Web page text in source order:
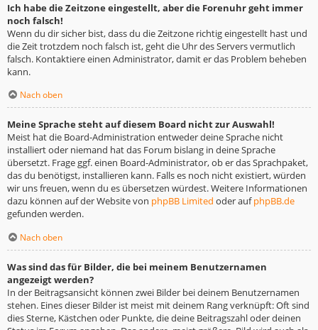
Ich habe die Zeitzone eingestellt, aber die Forenuhr geht immer
noch falsch!
Wenn du dir sicher bist, dass du die Zeitzone richtig eingestellt hast und
die Zeit trotzdem noch falsch ist, geht die Uhr des Servers vermutlich
falsch. Kontaktiere einen Administrator, damit er das Problem beheben
kann.
Nach oben
Meine Sprache steht auf diesem Board nicht zur Auswahl!
Meist hat die Board-Administration entweder deine Sprache nicht
installiert oder niemand hat das Forum bislang in deine Sprache
übersetzt. Frage ggf. einen Board-Administrator, ob er das Sprachpaket,
das du benötigst, installieren kann. Falls es noch nicht existiert, würden
wir uns freuen, wenn du es übersetzen würdest. Weitere Informationen
dazu können auf der Website von phpBB Limited oder aufphpBB.de
gefunden werden.
Nach oben
Was sind das für Bilder, die bei meinem Benutzernamen
angezeigt werden?
In der Beitragsansicht können zwei Bilder bei deinem Benutzernamen
stehen. Eines dieser Bilder ist meist mit deinem Rang verknüpft: Oft sind
dies Sterne, Kästchen oder Punkte, die deine Beitragszahl oder deinen